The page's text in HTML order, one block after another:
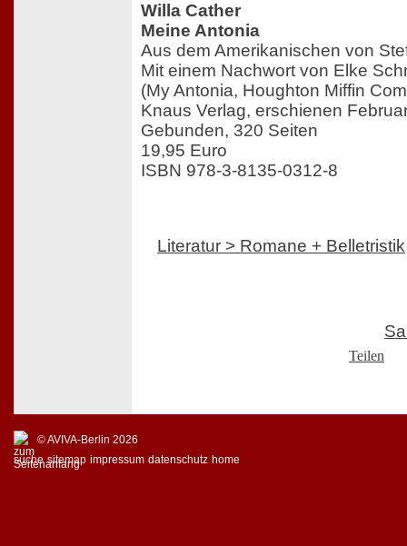
Willa Cather
Meine Antonia
Aus dem Amerikanischen von
Mit einem Nachwort von Elke
(My Antonia, Houghton Miffin
Knaus Verlag, erschienen
Gebunden, 320 Seiten
19,95 Euro
ISBN 978-3-8135-0312-8
Literatur > Romane + Belletristik
Teilen
© AVIVA-Berlin 2026
suche sitemap impressum datenschutz home